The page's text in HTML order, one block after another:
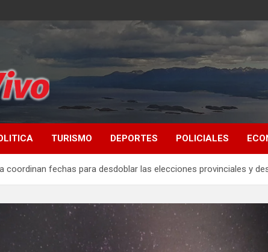
TURISMO DEPORTES POLICIALES
coordinan fechas para desdoblar las elecciones provinciales y